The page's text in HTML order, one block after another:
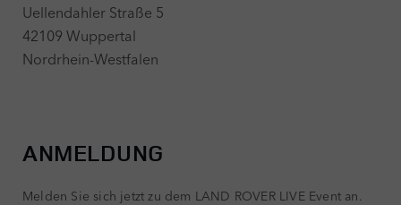
Uellendahler Straße 5
42109 Wuppertal
Nordrhein-Westfalen
ANMELDUNG
Melden Sie sich jetzt zu dem LAND ROVER LIVE Event an.